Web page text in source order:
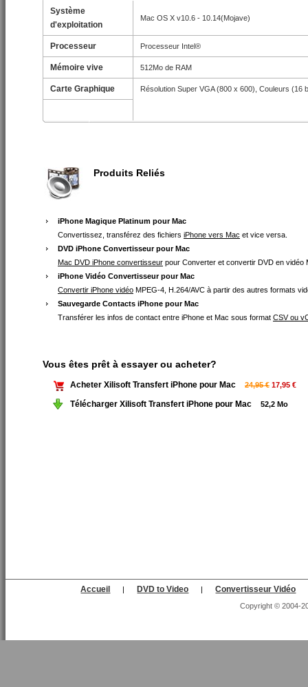
Système
d'exploitation
Mac OS X v10.6 - 10.14(Mojave)
Processeur Processeur Intel®
Mémoire vive 512Mo de RAM
Carte Graphique Résolution Super VGA (800 x 600), Couleurs (16
Produits Reliés
iPhone Magique Platinum pour Mac
Convertissez, transférez des fichiers iPhone vers Mac et vice versa.
DVD iPhone Convertisseur pour Mac
Mac DVD iPhone convertisseur pour Converter et convertir DVD en vidéo
iPhone Vidéo Convertisseur pour Mac
Convertir iPhone vidéo MPEG-4, H.264/AVC à partir des autres formats
Sauvegarde Contacts iPhone pour Mac
Transférer les infos de contact entre iPhone et Mac sous format CSV ou
Vous êtes prêt à essayer ou acheter?
Acheter Xilisoft Transfert iPhone pour Mac 24,95 € 17,95 €
Télécharger Xilisoft Transfert iPhone pour Mac 52,2 Mo
Accueil | DVD to Video | Convertisseur Vidéo
Copyright © 2004-